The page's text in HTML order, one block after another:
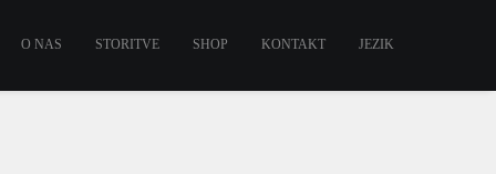
O NAS STORITVE SHOP KONTAKT JEZIK